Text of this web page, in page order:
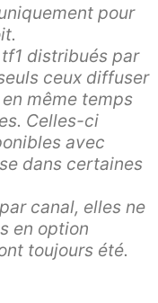
pour
distribués par
ceux diffuser
même temps
Celles-ci
avec
dans certaines
canal, elles ne
en option
toujours été.